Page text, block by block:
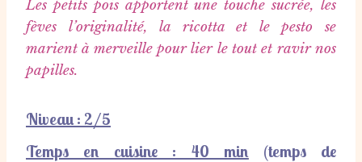
Les petits pois apportent une touche sucrée, les
fèves l’originalité, la ricotta et le pesto se
marient à merveille pour lier le tout et ravir nos
papilles.
Niveau : 2/5
Temps en cuisine : 40 min (temps de